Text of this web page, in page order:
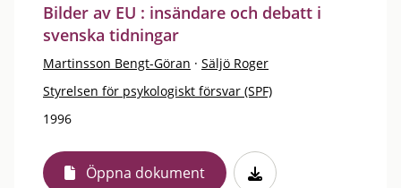
Bilder av EU : insändare och debatt i
svenska tidningar
Martinsson Bengt-Göran · Säljö Roger
Styrelsen för psykologiskt försvar (SPF)
1996
Öppna dokument